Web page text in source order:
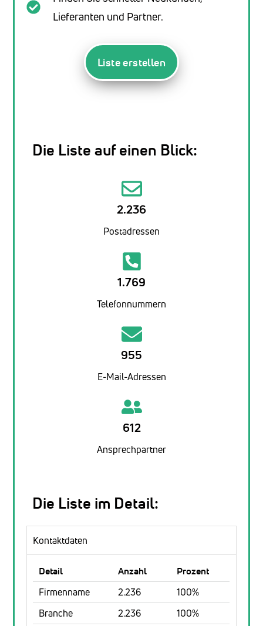
Lieferanten und Partner.
Liste erstellen
Die Liste auf einen Blick:
2.236
Postadressen
1.769
Telefonnummern
955
E-Mail-Adressen
612
Ansprechpartner
Die Liste im Detail:
Kontaktdaten
Detail Anzahl
Prozent
Firmenname
2.236
100%
Branche
2.236
100%